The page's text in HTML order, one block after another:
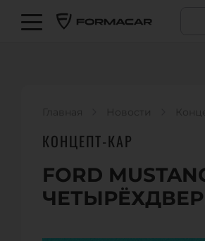
Главная Новости
КОНЦЕПТ-КАР
FORD